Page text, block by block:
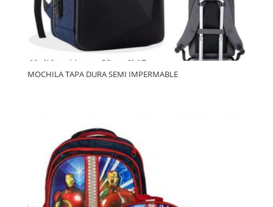
MOCHILA TAPA DURA SEMI IMPERMABLE